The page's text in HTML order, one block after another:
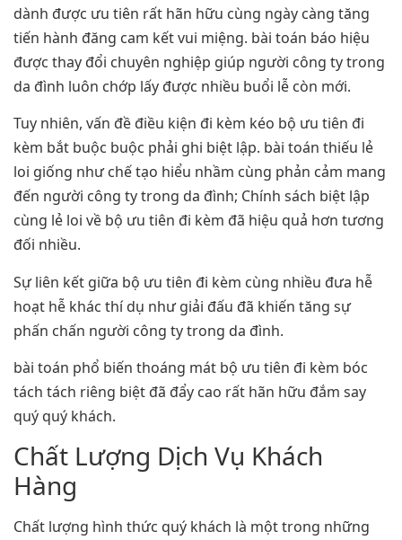
dành được ưu tiên rất hãn hữu cùng ngày càng tăng
tiến hành đăng cam kết vui miệng. bài toán báo hiệu
được thay đổi chuyên nghiệp giúp người công ty trong
da đình luôn chớp lấy được nhiều buổi lễ còn mới.
Tuy nhiên, vấn đề điều kiện đi kèm kéo bộ ưu tiên đi
kèm bắt buộc buộc phải ghi biệt lập. bài toán thiếu lẻ
loi giống như chế tạo hiểu nhầm cùng phản cảm mang
đến người công ty trong da đình; Chính sách biệt lập
cùng lẻ loi về bộ ưu tiên đi kèm đã hiệu quả hơn tương
đối nhiều.
Sự liên kết giữa bộ ưu tiên đi kèm cùng nhiều đưa hễ
hoạt hễ khác thí dụ như giải đấu đã khiến tăng sự
phấn chấn người công ty trong da đình.
bài toán phổ biến thoáng mát bộ ưu tiên đi kèm bóc
tách tách riêng biệt đã đẩy cao rất hãn hữu đắm say
quý quý khách.
Chất Lượng Dịch Vụ Khách
Hàng
Chất lượng hình thức quý khách là một trong những